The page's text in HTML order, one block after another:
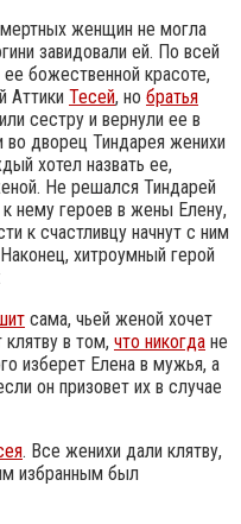
женщин не могла
завидовали ей. По всей
божественной красоте,
Аттики Тесей, но братья
сестру и вернули ее в
во дворец Тиндарея женихи
хотел назвать ее,
Не решался Тиндарей
нему героев в жены Елену,
к счастливцу начнут с ним
хитроумный герой
сама, чьей женой хочет
в том, что никогда не
изберет Елена в мужья, а
он призовет их в случае
. Все женихи дали клятву,
избранным был